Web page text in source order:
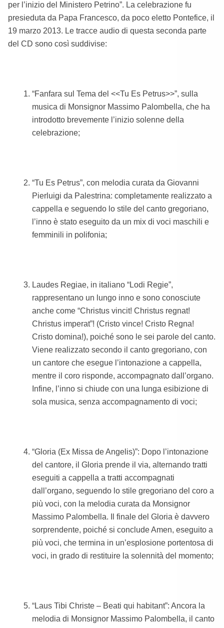
per l’inizio del Ministero Petrino”. La celebrazione fu
presieduta da Papa Francesco, da poco eletto Pontefice, il
19 marzo 2013. Le tracce audio di questa seconda parte
del CD sono così suddivise:
“Fanfara sul Tema del <<Tu Es Petrus>>”, sulla
musica di Monsignor Massimo Palombella, che ha
introdotto brevemente l’inizio solenne della
celebrazione;
“Tu Es Petrus”, con melodia curata da Giovanni
Pierluigi da Palestrina: completamente realizzato a
cappella e seguendo lo stile del canto gregoriano,
l’inno è stato eseguito da un mix di voci maschili e
femminili in polifonia;
Laudes Regiae, in italiano “Lodi Regie”,
rappresentano un lungo inno e sono conosciute
anche come “Christus vincit! Christus regnat!
Christus imperat”! (Cristo vince! Cristo Regna!
Cristo domina!), poiché sono le sei parole del canto.
Viene realizzato secondo il canto gregoriano, con
un cantore che esegue l’intonazione a cappella,
mentre il coro risponde, accompagnato dall’organo.
Infine, l’inno si chiude con una lunga esibizione di
sola musica, senza accompagnamento di voci;
“Gloria (Ex Missa de Angelis)”: Dopo l’intonazione
del cantore, il Gloria prende il via, alternando tratti
eseguiti a cappella a tratti accompagnati
dall’organo, seguendo lo stile gregoriano del coro a
più voci, con la melodia curata da Monsignor
Massimo Palombella. Il finale del Gloria è davvero
sorprendente, poiché si conclude Amen, eseguito a
più voci, che termina in un’esplosione portentosa di
voci, in grado di restituire la solennità del momento;
“Laus Tibi Christe – Beati qui habitant”: Ancora la
melodia di Monsignor Massimo Palombella, il canto